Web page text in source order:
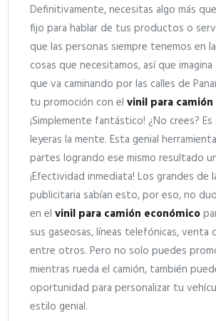
Definitivamente, necesitas algo más
fijo para hablar de tus productos o
que las personas siempre tenemos en
cosas que necesitamos, así que
que va caminando por las calles de
tu promoción con elvinil para
¡Simplemente fantástico! ¿No crees?
leyeras la mente. Esta genial
partes logrando ese mismo resultado
¡Efectividad inmediata! Los grandes de
publicitaria sabían esto, por eso, no
en elvinil para camión económico
sus gaseosas, líneas telefónicas, venta
entre otros. Pero no solo puedes
mientras rueda el camión, también
oportunidad para personalizar tu
estilo genial.